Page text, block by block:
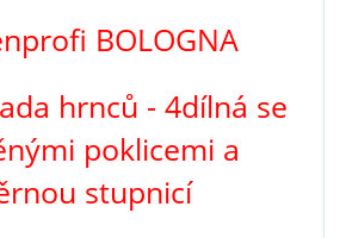
BOLOGNA
hrnců - 4dílná se
poklicemi a
stupnicí